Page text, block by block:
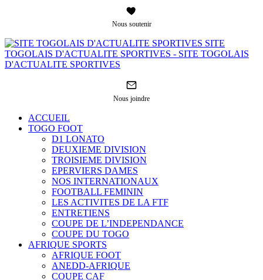
Nous soutenir
SITE
TOGOLAIS D'ACTUALITE SPORTIVES - SITE TOGOLAIS
D'ACTUALITE SPORTIVES
Nous joindre
ACCUEIL
TOGO FOOT
D1 LONATO
DEUXIEME DIVISION
TROISIEME DIVISION
EPERVIERS DAMES
NOS INTERNATIONAUX
FOOTBALL FEMININ
LES ACTIVITES DE LA FTF
ENTRETIENS
COUPE DE L’INDEPENDANCE
COUPE DU TOGO
AFRIQUE SPORTS
AFRIQUE FOOT
ANEDD-AFRIQUE
COUPE CAF